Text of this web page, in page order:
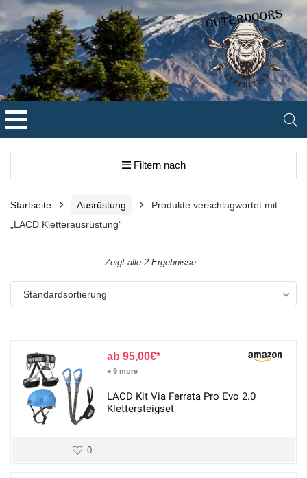
Filtern nach
Startseite Ausrüstung
Produkte verschlagwortet mit
„LACD Kletterausrüstung“
Zeigt alle 2 Ergebnisse
Standardsortierung
95,00€
+ 9 more
LACD Kit Via Ferrata Pro Evo 2.0
Klettersteigset
0